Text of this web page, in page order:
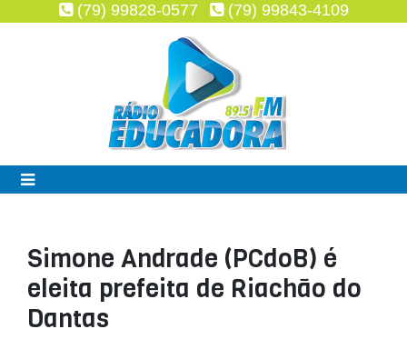
(79) 99828-0577 (79) 99843-4109
Simone Andrade (PCdoB) é
eleita prefeita de Riachão do
Dantas